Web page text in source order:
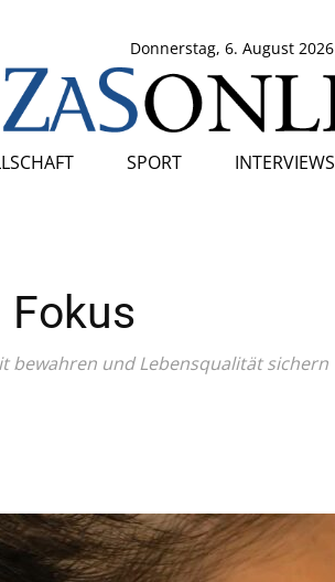
Donnerstag, 6. August 2026
SPORT INTERVIEWS
bewahren und Lebensqualität sichern